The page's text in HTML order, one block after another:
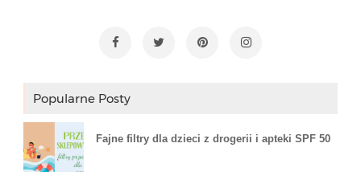
Popularne Posty
Fajne filtry dla dzieci z drogerii i apteki SPF 50